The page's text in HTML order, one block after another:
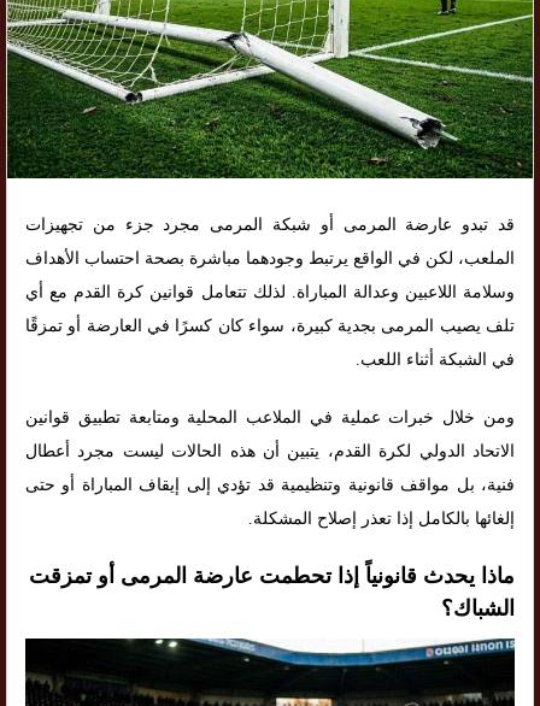
قد تبدو عارضة المرمى أو شبكة المرمى مجرد جزء من تجهيزات
الملعب، لكن في الواقع يرتبط وجودهما مباشرة بصحة احتساب الأهداف
وسلامة اللاعبين وعدالة المباراة. لذلك تتعامل قوانين كرة القدم مع أي
تلف يصيب المرمى بجدية كبيرة، سواء كان كسرًا في العارضة أو تمزقًا
في الشبكة أثناء اللعب.
ومن خلال خبرات عملية في الملاعب المحلية ومتابعة تطبيق قوانين
الاتحاد الدولي لكرة القدم، يتبين أن هذه الحالات ليست مجرد أعطال
فنية، بل مواقف قانونية وتنظيمية قد تؤدي إلى إيقاف المباراة أو حتى
إلغائها بالكامل إذا تعذر إصلاح المشكلة.
ماذا يحدث قانونياً إذا تحطمت عارضة المرمى أو تمزقت
الشباك؟